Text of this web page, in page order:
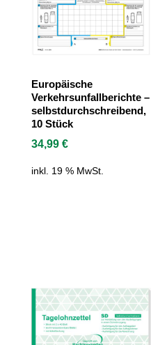
Europäische
Verkehrsunfallberichte –
selbstdurchschreibend,
10 Stück
34,99 €
inkl. 19 % MwSt.